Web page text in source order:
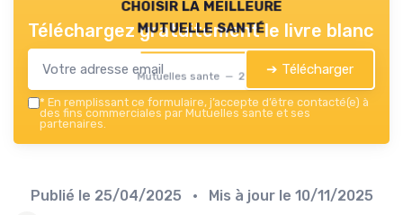
mutuelle santé
Mutuelles sante — 2026
Téléchargez gratuitement le livre blanc
➔ Télécharger
* En remplissant ce formulaire, j’accepte d’être contacté(e) à
des fins commerciales par Mutuelles sante et ses
partenaires.
Publié le 25/04/2025 • Mis à jour le 10/11/2025